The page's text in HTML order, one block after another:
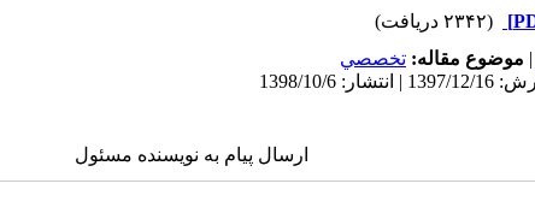
(۲۳۴۲ دریافت)
| موضوع مقاله: تخصصي
ارسال پیام به نویسنده مسئول